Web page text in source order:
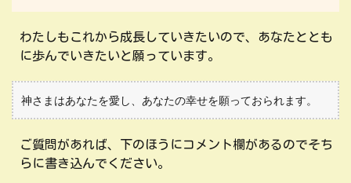
わたしもこれから成長していきたいので、あなたととも
に歩んでいきたいと願っています。
神さまはあなたを愛し、あなたの幸せを願っておられます。
ご質問があれば、下のほうにコメント欄があるのでそち
らに書き込んでください。